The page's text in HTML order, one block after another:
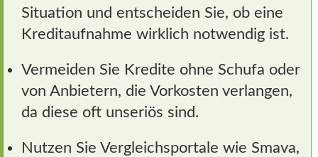
Situation und entscheiden Sie, ob eine
Kreditaufnahme wirklich notwendig ist.
Vermeiden Sie Kredite ohne Schufa oder
von Anbietern, die Vorkosten verlangen,
da diese oft unseriös sind.
Nutzen Sie Vergleichsportale wie Smava,